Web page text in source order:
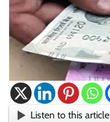
Listen to this article